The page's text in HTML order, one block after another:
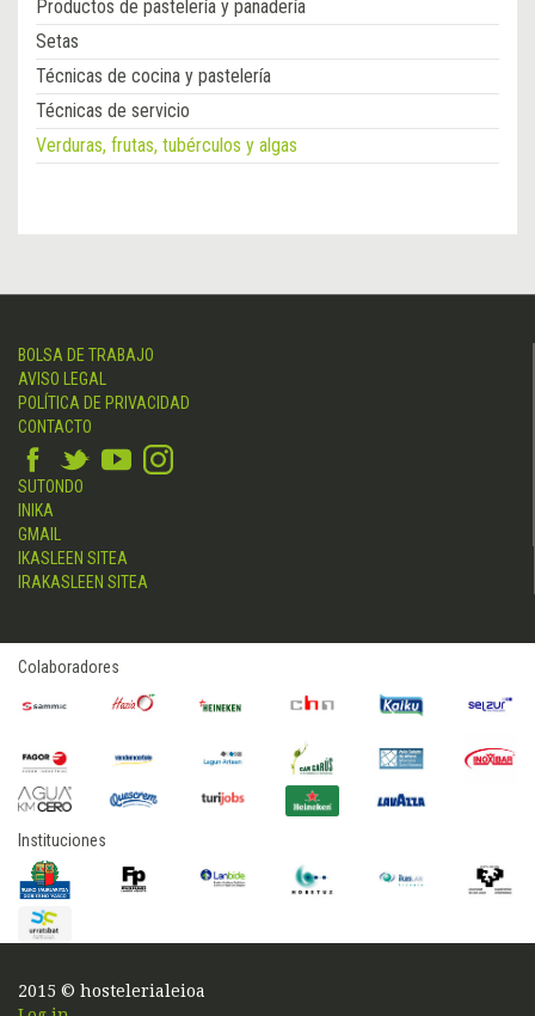
Productos de pastelería y panadería
Setas
Técnicas de cocina y pastelería
Técnicas de servicio
Verduras, frutas, tubérculos y algas
BOLSA DE TRABAJO
AVISO LEGAL
POLÍTICA DE PRIVACIDAD
CONTACTO
SUTONDO
INIKA
GMAIL
IKASLEEN SITEA
IRAKASLEEN SITEA
Colaboradores
Instituciones
2015 © hostelerialeioa